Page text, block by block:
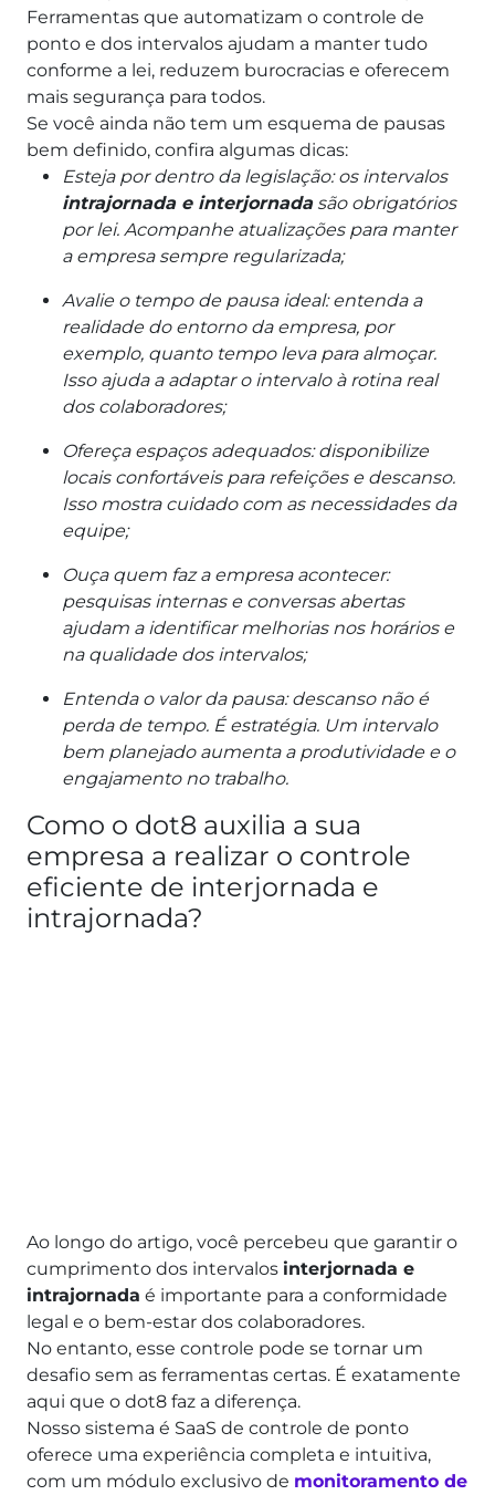
Ferramentas que automatizam o controle de
ponto e dos intervalos ajudam a manter tudo
conforme a lei, reduzem burocracias e oferecem
mais segurança para todos.
Se você ainda não tem um esquema de pausas
bem definido, confira algumas dicas:
Esteja por dentro da legislação: os intervalos
intrajornada e interjornadasão obrigatórios
por lei. Acompanhe atualizações para manter
a empresa sempre regularizada;
Avalie o tempo de pausa ideal: entenda a
realidade do entorno da empresa, por
exemplo, quanto tempo leva para almoçar.
Isso ajuda a adaptar o intervalo à rotina real
dos colaboradores;
Ofereça espaços adequados: disponibilize
locais confortáveis para refeições e descanso.
Isso mostra cuidado com as necessidades da
equipe;
Ouça quem faz a empresa acontecer:
pesquisas internas e conversas abertas
ajudam a identificar melhorias nos horários e
na qualidade dos intervalos;
Entenda o valor da pausa: descanso não é
perda de tempo. É estratégia. Um intervalo
bem planejado aumenta a produtividade e o
engajamento no trabalho.
Como o dot8 auxilia a sua
empresa a realizar o controle
eficiente de interjornada e
intrajornada?
Ao longo do artigo, você percebeu que garantir o
cumprimento dos intervalos interjornada e
intrajornada é importante para a conformidade
legal e o bem-estar dos colaboradores.
No entanto, esse controle pode se tornar um
desafio sem as ferramentas certas. É exatamente
aqui que o dot8 faz a diferença.
Nosso sistema é SaaS de controle de ponto
oferece uma experiência completa e intuitiva,
com um módulo exclusivo de monitoramento de